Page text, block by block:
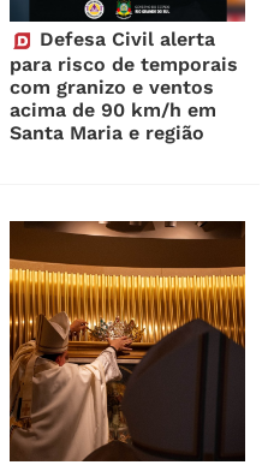
Defesa Civil alerta
para risco de temporais
com granizo e ventos
acima de 90 km/h em
Santa Maria e região